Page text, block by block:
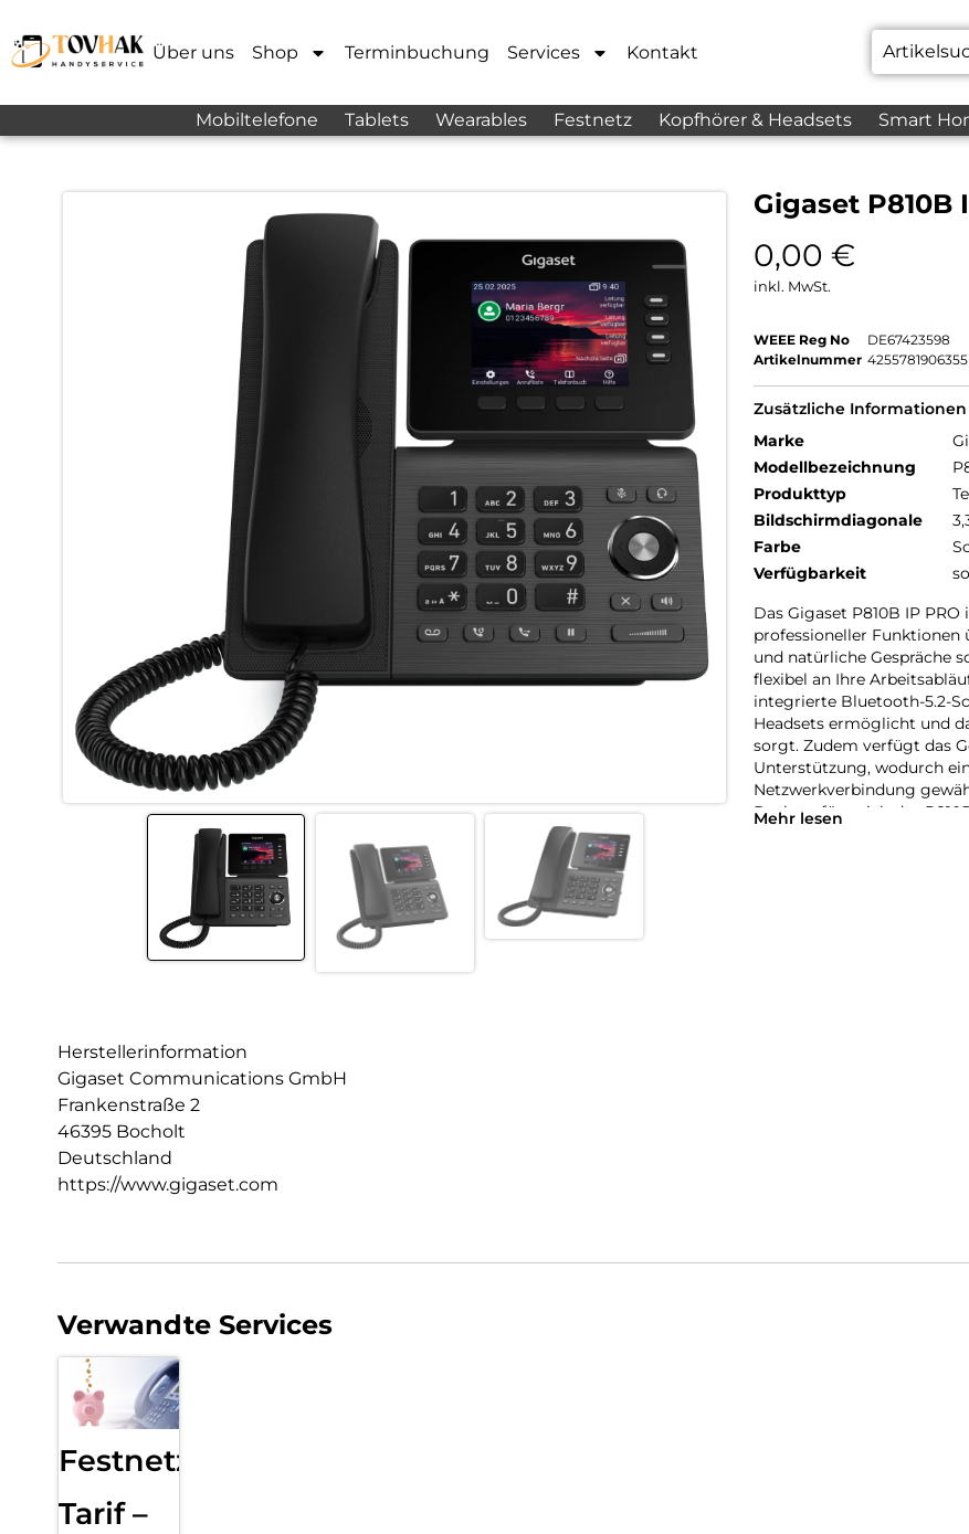
Über uns Shop Terminbuchung Services Kontakt
Mobiltelefone Tablets Wearables Festnetz Kopfhörer & Headsets Smart
Gigaset P810B
0,00 €
inkl. MwSt.
WEEE Reg No
DE67423598
Artikelnummer 4255781906355
Zusätzliche Informationen
Marke
Modellbezeichnung
Produkttyp
Bildschirmdiagonale
Farbe
Verfügbarkeit
Das Gigaset P810B IP
professioneller Funktionen
und natürliche Gespräche
flexibel an Ihre
integrierte Bluetooth-5.2-
Headsets ermöglicht und
sorgt. Zudem verfügt das
Unterstützung, wodurch
Netzwerkverbindung
Designs fügt sich das
Mehr lesen
Herstellerinformation
Gigaset Communications GmbH
Frankenstraße 2
46395 Bocholt
Deutschland
https://www.gigaset.com
Verwandte Services
Festnetz
Tarif –